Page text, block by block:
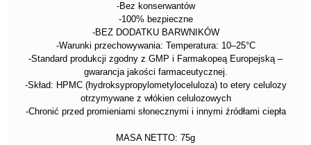
-Bez konserwantów
-100% bezpieczne
-BEZ DODATKU BARWNIKÓW
-Warunki przechowywania: Temperatura: 10–25°C
-Standard produkcji zgodny z GMP i Farmakopeą Europejską –
gwarancja jakości farmaceutycznej.
-Skład: HPMC (hydroksypropylometyloceluloza) to etery celulozy
otrzymywane z włókien celulozowych
-Chronić przed promieniami słonecznymi i innymi źródłami ciepła
MASA NETTO: 75g